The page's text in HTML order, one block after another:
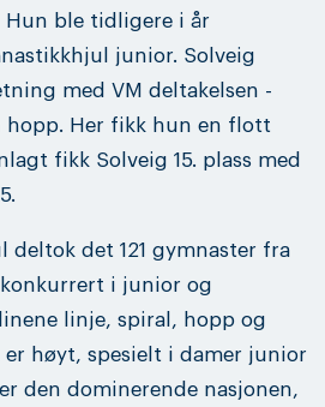
Hun ble tidligere i år
junior. Solveig
med VM deltakelsen -
hopp. Her fikk hun en flott
fikk Solveig 15. plass med
deltok det 121 gymnaster fra
konkurrert i junior og
linje, spiral, hopp og
er høyt, spesielt i damer junior
den dominerende nasjonen,